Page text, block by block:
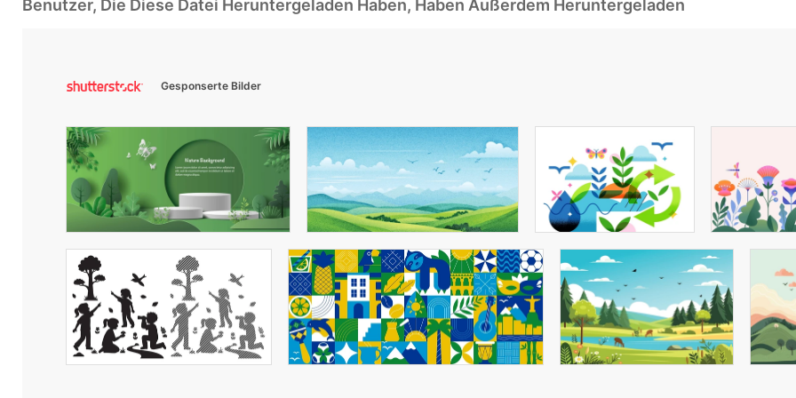
Benutzer, Die Diese Datei Heruntergeladen Haben, Haben Außerdem Heruntergeladen
Gesponserte Bilder